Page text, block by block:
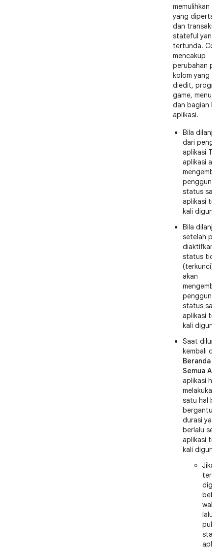
memulihkan
yang
dan transaksi
stateful yang
tertunda.
mencakup
perubahan
kolom yang
diedit,
game, menu,
dan bagian
aplikasi.
Bila
dari
aplikasi
aplikasi
pengguna
status saat
aplikasi
kali
Bila
setelah
diaktifkan
status tidur
(terkunci),
akan
pengguna
status saat
aplikasi
kali
Saat
kembali
Beranda
Semua
aplikasi
melakukan
satu hal
durasi
berlalu
aplikasi
kali
Jika
lalu